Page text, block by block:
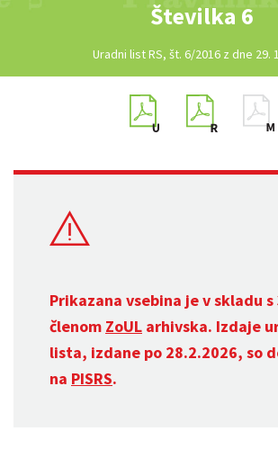
Številka 6
Uradni list RS, št. 6/2016 z dne 29.
Prikazana vsebina je v skladu s
členom ZoUL arhivska. Izdaje
lista, izdane po 28.2.2026, so
na PISRS.